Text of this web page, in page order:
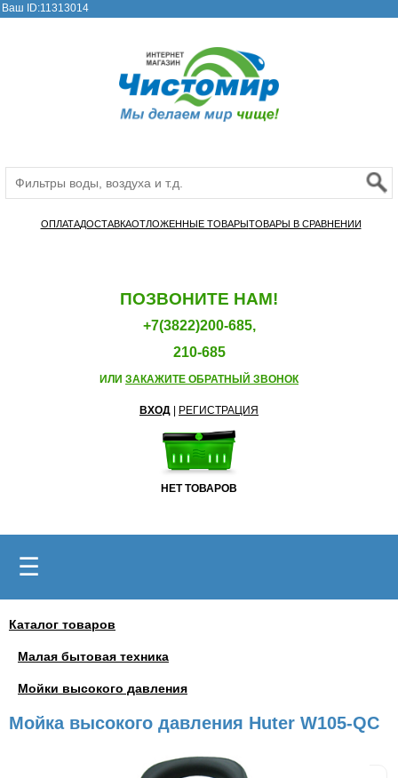
Ваш ID:11313014
ОПЛАТАДОСТАВКАОТЛОЖЕННЫЕ ТОВАРЫТОВАРЫ В СРАВНЕНИИ
ПОЗВОНИТЕ НАМ!
+7(3822)200-685,
210-685
ИЛИ ЗАКАЖИТЕ ОБРАТНЫЙ ЗВОНОК
ВХОД РЕГИСТРАЦИЯ
НЕТ ТОВАРОВ
☰
Каталог товаров
Малая бытовая техника
Мойки высокого давления
Мойка высокого давления Huter W105-QC